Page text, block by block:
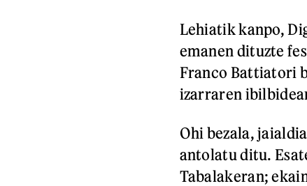
Lehiatik kanpo,
emanen dituzte
Franco Battiatori
izarraren
Ohi bezala,
antolatu ditu.
Tabalakeran;